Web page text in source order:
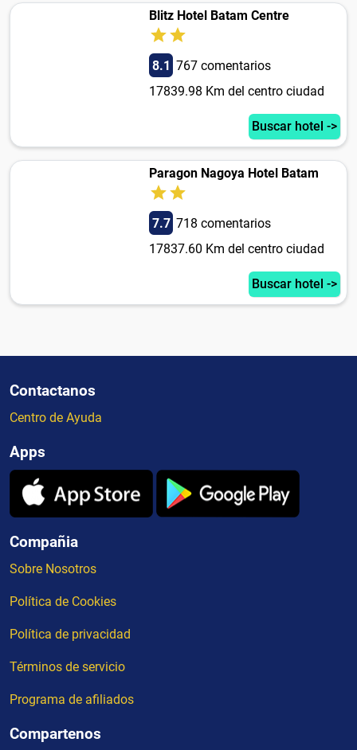
Blitz Hotel Batam Centre
8.1 767 comentarios
17839.98 Km del centro ciudad
Buscar hotel ->
Paragon Nagoya Hotel Batam
7.7 718 comentarios
17837.60 Km del centro ciudad
Buscar hotel ->
Contactanos
Centro de Ayuda
Apps
Compañia
Sobre Nosotros
Política de Cookies
Política de privacidad
Términos de servicio
Programa de afiliados
Compartenos